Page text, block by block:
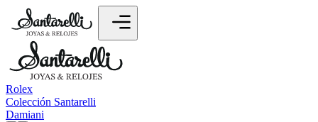
Rolex
Colección Santarelli
Damiani